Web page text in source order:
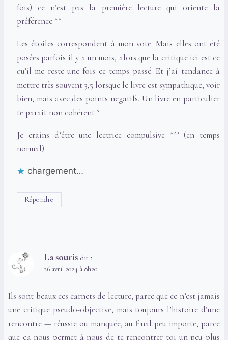
fois) ce n’est pas la première lecture qui oriente la
préférence ^^
Les étoiles correspondent à mon vote. Mais elles ont été
posées parfois il y a un mois, alors que la critique ici est ce
qu’il me reste une fois ce temps passé. Et j’ai tendance à
mettre très souvent 3,5 lorsque le livre est sympathique, voir
bien, mais avec des points negatifs. Un livre en particulier
te parait non cohérent ?
Je crains d’être une lectrice compulsive ^^’ (en temps
normal)
chargement…
Répondre
La souris dit :
26 avril 2024 à 8h20
Ils sont beaux ces carnets de lecture, parce que ce n’est jamais
une critique pseudo-objective, mais toujours l’histoire d’une
rencontre — réussie ou manquée, au final peu importe, parce
que ça nous permet à nous de te rencontrer toi un peu plus